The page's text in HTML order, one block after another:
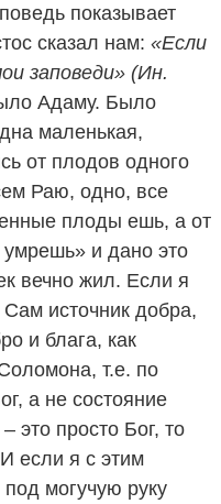
показывает
сказал нам: «Если
заповеди» (Ин.
Адаму. Было
маленькая,
от плодов одного
Раю, одно, все
плоды ешь, а от
и дано это
вечно жил. Если я
источник добра,
и блага, как
т.е. по
а не состояние
это просто Бог, то
И если я с этим
могучую руку